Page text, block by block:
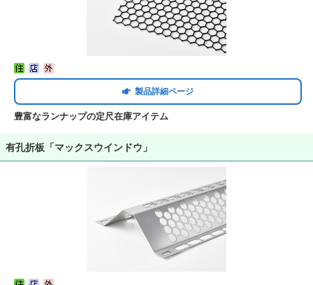
製品詳細ページ
豊富なランナップの定尺在庫アイテム
有孔折板「マックスウインドウ」